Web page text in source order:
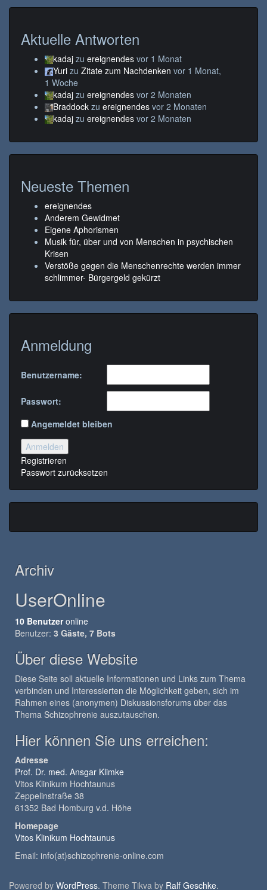
Aktuelle Antworten
kadaj zu ereignendes vor 1 Monat
Yuri zu Zitate zum Nachdenken vor 1 Monat,
1 Woche
kadaj zu ereignendes vor 2 Monaten
Braddock zu ereignendes vor 2 Monaten
kadaj zu ereignendes vor 2 Monaten
Neueste Themen
ereignendes
Anderem Gewidmet
Eigene Aphorismen
Musik für, über und von Menschen in psychischen
Krisen
Verstöße gegen die Menschenrechte werden immer
schlimmer- Bürgergeld gekürzt
Anmeldung
Benutzername:
Passwort:
Angemeldet bleiben
Anmelden
Registrieren
Passwort zurücksetzen
Archiv
UserOnline
10 Benutzeronline
Benutzer: 3 Gäste, 7 Bots
Über diese Website
Diese Seite soll aktuelle Informationen und Links zum Thema
verbinden und Interessierten die Möglichkeit geben, sich im
Rahmen eines (anonymen) Diskussionsforums über das
Thema Schizophrenie auszutauschen.
Hier können Sie uns erreichen:
Adresse
Prof. Dr. med. Ansgar Klimke
Vitos Klinikum Hochtaunus
Zeppelinstraße 38
61352 Bad Homburg v.d. Höhe
Homepage
Vitos Klinikum Hochtaunus
Email: info(at)schizophrenie-online.com
Powered by WordPress. Theme Tikva by Ralf Geschke.